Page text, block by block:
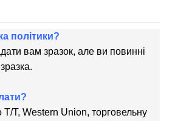
політики?
вам зразок, але ви повинні
T, Western Union, торговельну